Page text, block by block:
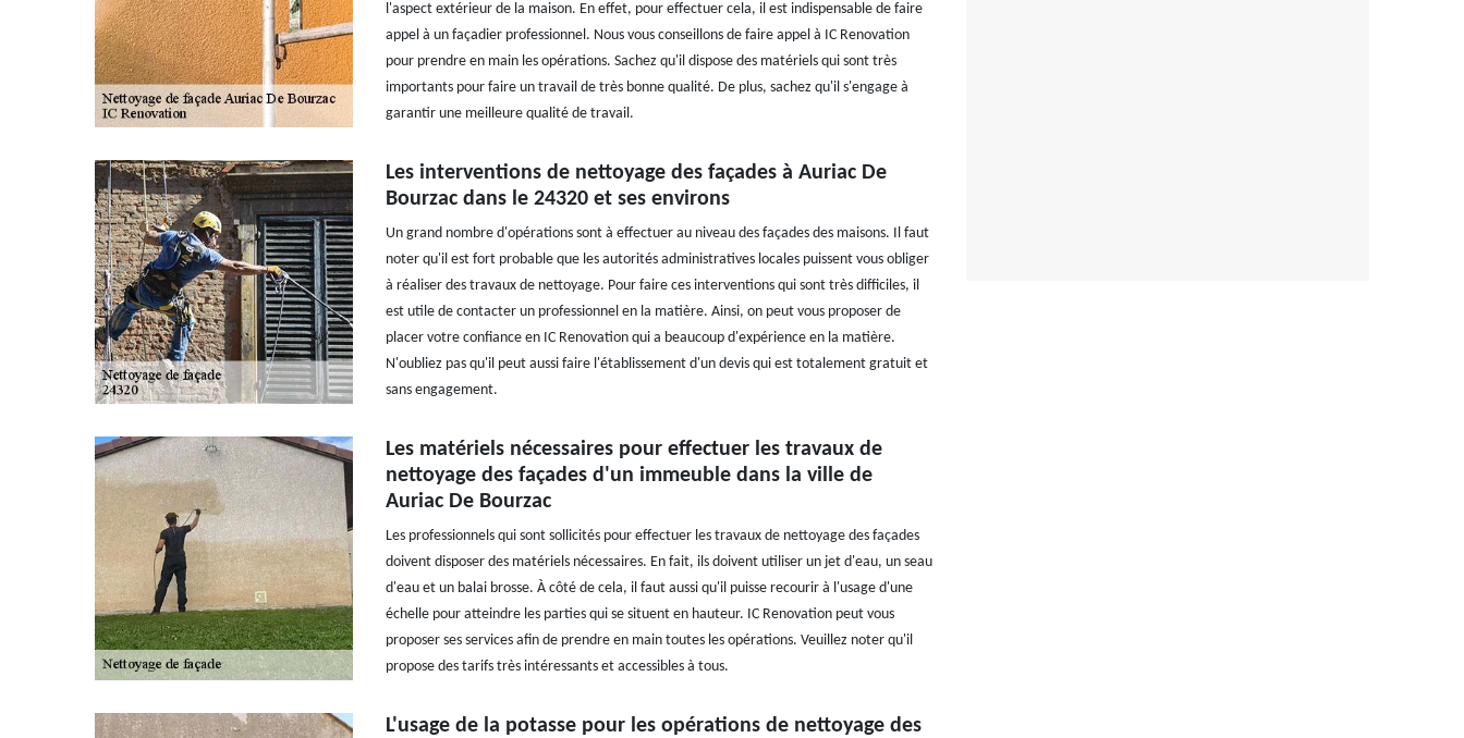
l'aspect extérieur de la maison. En effet, pour effectuer cela, il est indispensable de faire
appel à un façadier professionnel. Nous vous conseillons de faire appel à IC Renovation
pour prendre en main les opérations. Sachez qu'il dispose des matériels qui sont très
importants pour faire un travail de très bonne qualité. De plus, sachez qu'il s'engage à
garantir une meilleure qualité de travail.
Les interventions de nettoyage des façades à Auriac De
Bourzac dans le 24320 et ses environs
Un grand nombre d'opérations sont à effectuer au niveau des façades des maisons. Il faut
noter qu'il est fort probable que les autorités administratives locales puissent vous obliger
à réaliser des travaux de nettoyage. Pour faire ces interventions qui sont très difficiles, il
est utile de contacter un professionnel en la matière. Ainsi, on peut vous proposer de
placer votre confiance en IC Renovation qui a beaucoup d'expérience en la matière.
N'oubliez pas qu'il peut aussi faire l'établissement d'un devis qui est totalement gratuit et
sans engagement.
Les matériels nécessaires pour effectuer les travaux de
nettoyage des façades d'un immeuble dans la ville de
Auriac De Bourzac
Les professionnels qui sont sollicités pour effectuer les travaux de nettoyage des façades
doivent disposer des matériels nécessaires. En fait, ils doivent utiliser un jet d'eau, un seau
d'eau et un balai brosse. À côté de cela, il faut aussi qu'il puisse recourir à l'usage d'une
échelle pour atteindre les parties qui se situent en hauteur. IC Renovation peut vous
proposer ses services afin de prendre en main toutes les opérations. Veuillez noter qu'il
propose des tarifs très intéressants et accessibles à tous.
L'usage de la potasse pour les opérations de nettoyage des